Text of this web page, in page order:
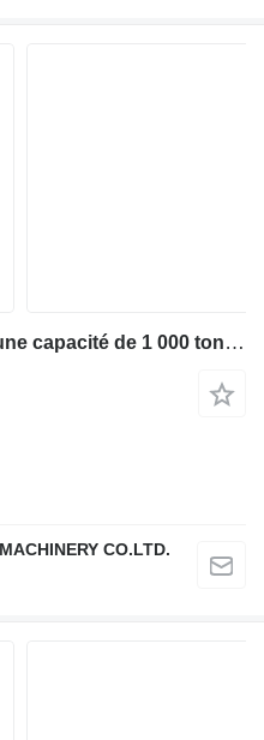
Constmach Silo à ciment d'une capacité de 1 000 tonnes
CO.LTD.